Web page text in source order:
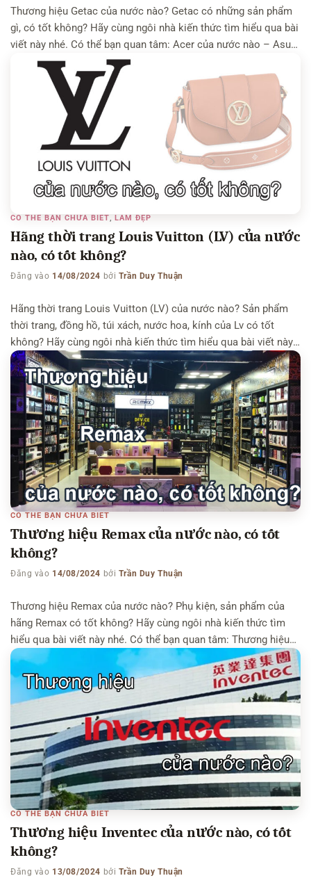
Thương hiệu Getac của nước nào? Getac có những sản phẩm
gì, có tốt không? Hãy cùng ngôi nhà kiến thức tìm hiểu qua bài
viết này nhé. Có thể bạn quan tâm: Acer của nước nào – Asus
của nước nào – Foxconn của nước nào Thương hiệu Getac
của nước nào? Getac là một thương hiệu […]
CÓ THỂ BẠN CHƯA BIẾT, LÀM ĐẸP
Hãng thời trang Louis Vuitton (LV) của nước
nào, có tốt không?
Đăng vào 14/08/2024 bởi Trần Duy Thuận
Hãng thời trang Louis Vuitton (LV) của nước nào? Sản phẩm
thời trang, đồng hồ, túi xách, nước hoa, kính của Lv có tốt
không? Hãy cùng ngôi nhà kiến thức tìm hiểu qua bài viết này
nhé. Có thể bạn quan tâm: Hãng thời trang Balenciaga của
nước nào – Hãng Cartier của nước nào Hãng […]
CÓ THỂ BẠN CHƯA BIẾT
Thương hiệu Remax của nước nào, có tốt
không?
Đăng vào 14/08/2024 bởi Trần Duy Thuận
Thương hiệu Remax của nước nào? Phụ kiện, sản phẩm của
hãng Remax có tốt không? Hãy cùng ngôi nhà kiến thức tìm
hiểu qua bài viết này nhé. Có thể bạn quan tâm: Thương hiệu
Aukey của nước nào – Thương hiệu Pisen của nước nào
Thương hiệu Remax của nước nào? Hãng Remax là một […]
CÓ THỂ BẠN CHƯA BIẾT
Thương hiệu Inventec của nước nào, có tốt
không?
Đăng vào 13/08/2024 bởi Trần Duy Thuận